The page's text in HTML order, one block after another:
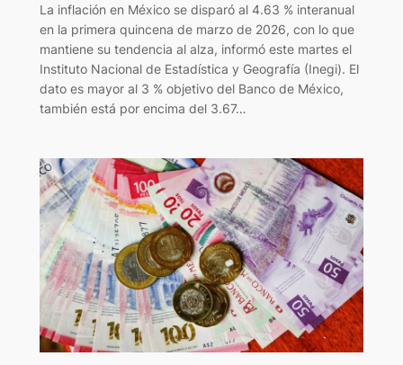
La inflación en México se disparó al 4.63 % interanual
en la primera quincena de marzo de 2026, con lo que
mantiene su tendencia al alza, informó este martes el
Instituto Nacional de Estadística y Geografía (Inegi). El
dato es mayor al 3 % objetivo del Banco de México,
también está por encima del 3.67…